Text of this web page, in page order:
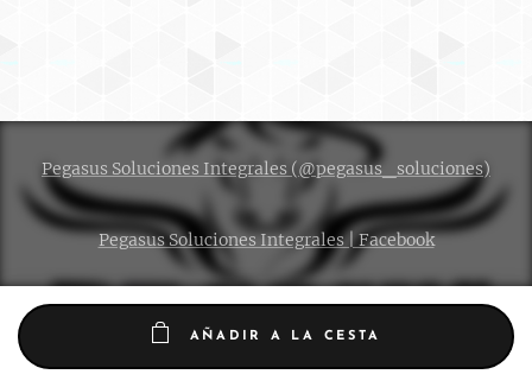
AÑADIR A LA CESTA
Pegasus Soluciones Integrales (@pegasus_soluciones)
Pegasus Soluciones Integrales | Facebook